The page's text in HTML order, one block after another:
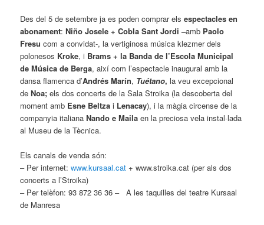
Des del 5 de setembre ja es poden comprar elsespectacles en
abonament:Niño Josele + Cobla Sant Jordi –amb Paolo
Fresu com a convidat-, la vertiginosa música klezmer dels
polonesos Kroke, i Brams + la Banda de l’Escola Municipal
de Música de Berga, així com l’espectacle inaugural amb la
dansa flamenca d’Andrés Marín, Tuétano, la veu excepcional
deNoa; els dos concerts de la Sala Stroika (la descoberta del
moment amb Esne Beltzai Lenacay), i la màgia circense de la
companyia italianaNando e Maila en la preciosa vela instal·lada
al Museu de la Tècnica.
Els canals de venda són:
– Per internet:www.kursaal.cat +www.stroika.cat (per als dos
concerts a l’Stroika)
– Per telèfon: 93 872 36 36 – A les taquilles del teatre Kursaal
de Manresa